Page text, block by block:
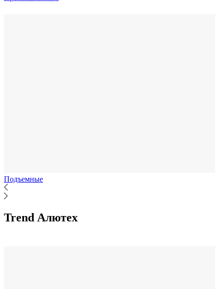
Подъемные
Trend Алютех